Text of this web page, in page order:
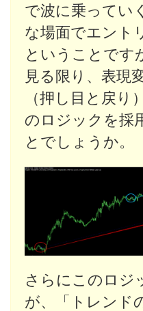
で波に乗ってい
な場面でエント
ということです
見る限り、表現
（押し目と戻り
のロジックを採
とでしょうか。
さらにこのロジ
が、「トレンド